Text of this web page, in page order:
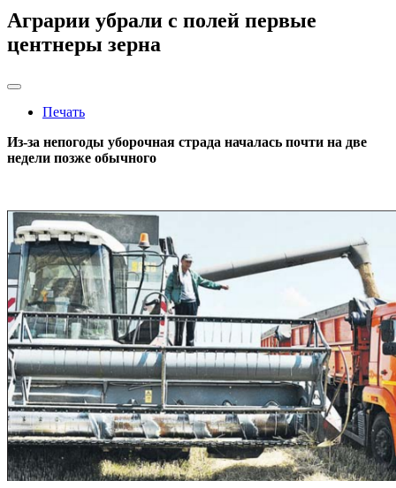
Аграрии убрали с полей первые
центнеры зерна
Печать
Из-за непогоды уборочная страда началась почти на две
недели позже обычного